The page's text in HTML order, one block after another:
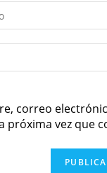
correo
próxima vez que